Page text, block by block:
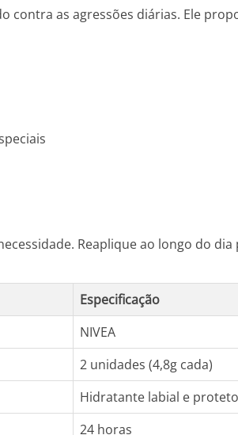
contra as agressões diárias. Ele
Reaplique ao longo do
Especificação
NIVEA
2 unidades (4,8g cada)
Hidratante labial e
24 horas